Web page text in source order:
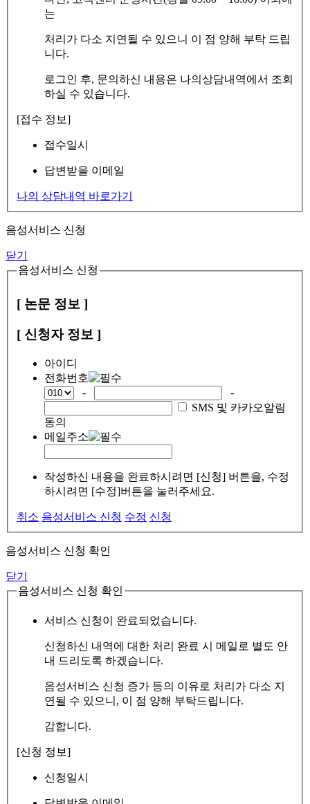
는
처리가 다소 지연될 수 있으니 이 점 양해 부탁 드립
니다.
로그인 후, 문의하신 내용은 나의상담내역에서 조회
하실 수 있습니다.
[접수 정보]
접수일시
답변받을 이메일
나의 상담내역 바로가기
음성서비스 신청
닫기
음성서비스 신청
[ 논문 정보 ]
[ 신청자 정보 ]
아이디
전화번호
-
-
SMS 및 카카오알림
동의
메일주소
작성하신 내용을 완료하시려면 [신청] 버튼을, 수정
하시려면 [수정]버튼을 눌러주세요.
취소 음성서비스 신청 수정 신청
음성서비스 신청 확인
닫기
음성서비스 신청 확인
서비스 신청이 완료되었습니다.
신청하신 내역에 대한 처리 완료 시 메일로 별도 안
내 드리도록 하겠습니다.
음성서비스 신청 증가 등의 이유로 처리가 다소 지
연될 수 있으니, 이 점 양해 부탁드립니다.
감합니다.
[신청 정보]
신청일시